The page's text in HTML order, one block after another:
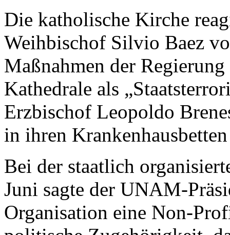
Die katholische Kirche
Weihbischof Silvio Baez
Maßnahmen der
Kathedrale als
Erzbischof Leopoldo
in ihren
Bei der staatlich
Juni sagte der UNAM-
Organisation eine Non-